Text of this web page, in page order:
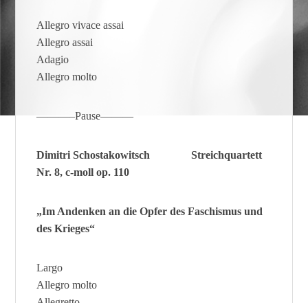
Allegro vivace assai
Allegro assai
Adagio
Allegro molto
———–Pause———
Dimitri SchostakowitschStreichquartett
Nr. 8, c-moll op. 110
„Im Andenken an die Opfer des Faschismus und
des Krieges“
Largo
Allegro molto